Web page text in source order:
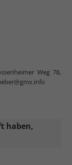
Weg 78,
haben,